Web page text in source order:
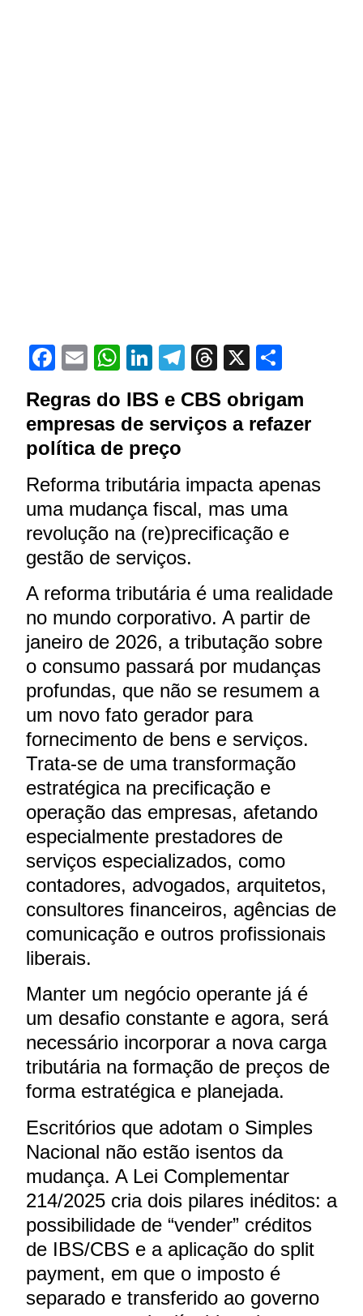
Facebook
EmailWhatsApp
LinkedIn
Telegram
Threads
X
Regras do IBS e CBS obrigam
empresas de serviços a refazer
política de preço
Reforma tributária impacta apenas
uma mudança fiscal, mas uma
revolução na (re)precificação e
gestão de serviços.
A reforma tributária é uma realidade
no mundo corporativo. A partir de
janeiro de 2026, a tributação sobre
o consumo passará por mudanças
profundas, que não se resumem a
um novo fato gerador para
fornecimento de bens e serviços.
Trata-se de uma transformação
estratégica na precificação e
operação das empresas, afetando
especialmente prestadores de
serviços especializados, como
contadores, advogados, arquitetos,
consultores financeiros, agências de
comunicação e outros profissionais
liberais.
Manter um negócio operante já é
um desafio constante e agora, será
necessário incorporar a nova carga
tributária na formação de preços de
forma estratégica e planejada.
Escritórios que adotam o Simples
Nacional não estão isentos da
mudança. A Lei Complementar
214/2025 cria dois pilares inéditos: a
possibilidade de “vender” créditos
de IBS/CBS e a aplicação do split
payment, em que o imposto é
separado e transferido ao governo